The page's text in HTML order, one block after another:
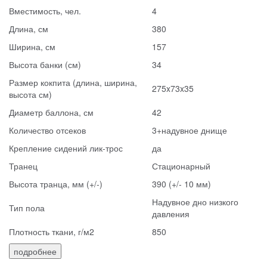
Вместимость, чел.
4
Длина, см
380
Ширина, см
157
Высота банки (см)
34
Размер кокпита (длина, ширина,
высота см)
275x73x35
Диаметр баллона, см
42
Количество отсеков
3+надувное днище
Крепление сидений лик-трос
да
Транец
Стационарный
Высота транца, мм (+/-)
390 (+/- 10 мм)
Тип пола
Надувное дно низкого
давления
Плотность ткани, г/м2
850
подробнее